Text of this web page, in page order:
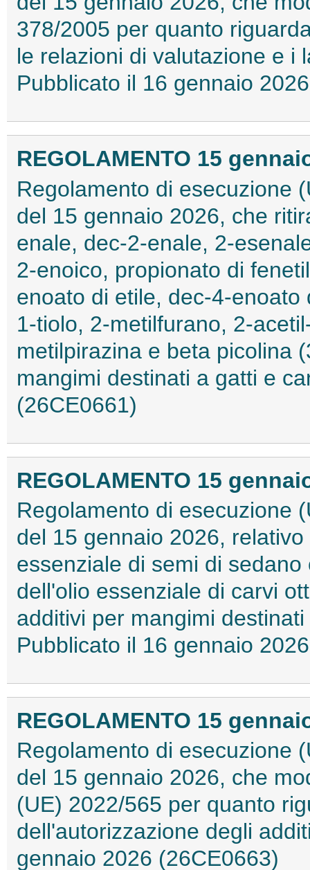
378/2005 per quanto
le relazioni di valutazione e i
Pubblicato il 16 gennaio
REGOLAMENTO 15
Regolamento di esecuzione
del 15 gennaio 2026, che
enale, dec-2-enale, 2-
2-enoico, propionato di
enoato di etile, dec-4-
1-tiolo, 2-metilfurano, 2-
metilpirazina e beta picolina
mangimi destinati a gatti e
(26CE0661)
REGOLAMENTO 15
Regolamento di esecuzione
del 15 gennaio 2026,
essenziale di semi di
dell'olio essenziale di carvi
additivi per mangimi
Pubblicato il 16 gennaio
REGOLAMENTO 15
Regolamento di esecuzione
del 15 gennaio 2026, che
(UE) 2022/565 per quanto
dell'autorizzazione degli
gennaio 2026 (26CE0663)